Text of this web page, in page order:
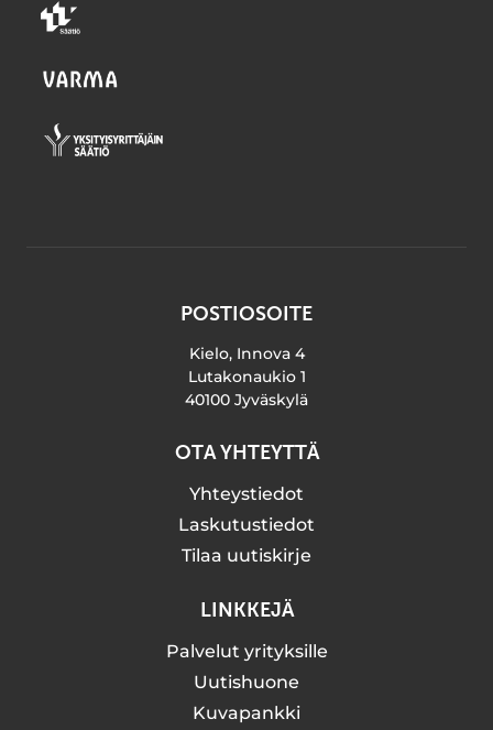
POSTIOSOITE
Kielo, Innova 4
Lutakonaukio 1
40100 Jyväskylä
OTA YHTEYTTÄ
Yhteystiedot
Laskutustiedot
Tilaa uutiskirje
LINKKEJÄ
Palvelut yrityksille
Uutishuone
Kuvapankki